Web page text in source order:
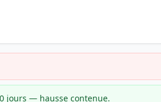
jours — hausse contenue.